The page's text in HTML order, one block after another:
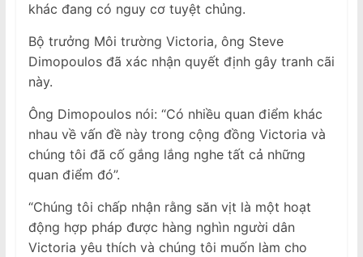
khác đang có nguy cơ tuyệt chủng.
Bộ trưởng Môi trường Victoria, ông Steve
Dimopoulos đã xác nhận quyết định gây tranh cãi
này.
Ông Dimopoulos nói: “Có nhiều quan điểm khác
nhau về vấn đề này trong cộng đồng Victoria và
chúng tôi đã cố gắng lắng nghe tất cả những
quan điểm đó”.
“Chúng tôi chấp nhận rằng săn vịt là một hoạt
động hợp pháp được hàng nghìn người dân
Victoria yêu thích và chúng tôi muốn làm cho